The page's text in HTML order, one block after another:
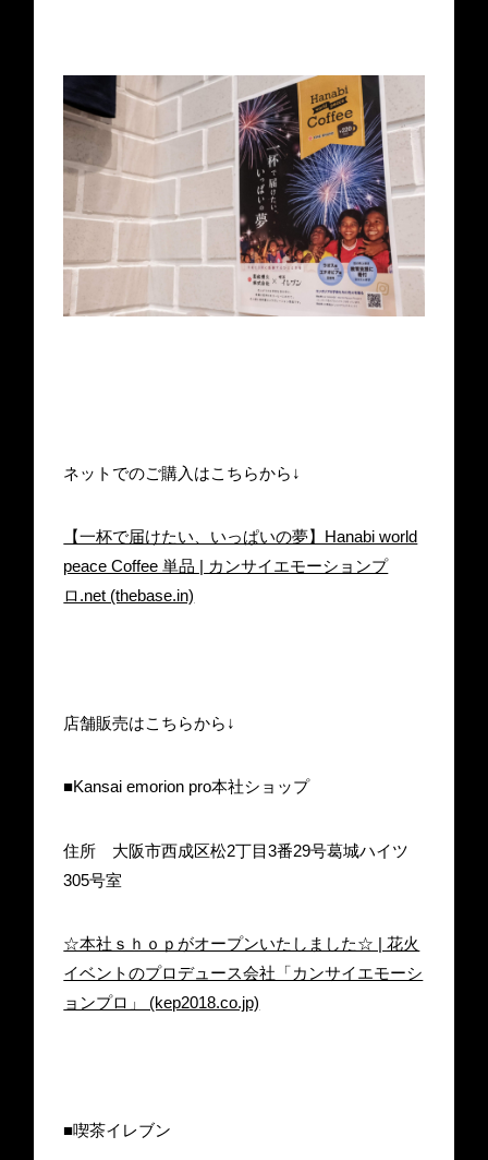
ネットでのご購入はこちらから↓
【一杯で届けたい、いっぱいの夢】Hanabi world
peace Coffee 単品 | カンサイエモーションプ
ロ.net (thebase.in)
店舗販売はこちらから↓
■Kansai emorion pro本社ショップ
住所 大阪市西成区松2丁目3番29号葛城ハイツ
305号室
☆本社ｓｈｏｐがオープンいたしました☆ | 花火
イベントのプロデュース会社「カンサイエモーシ
ョンプロ」 (kep2018.co.jp)
■喫茶イレブン